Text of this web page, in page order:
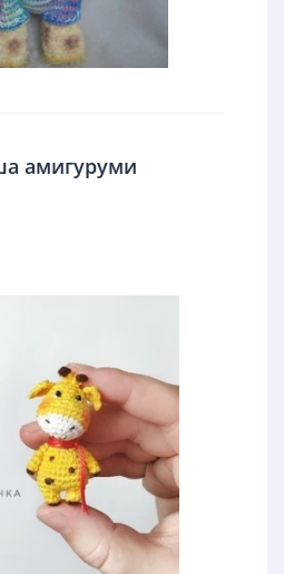
амигуруми